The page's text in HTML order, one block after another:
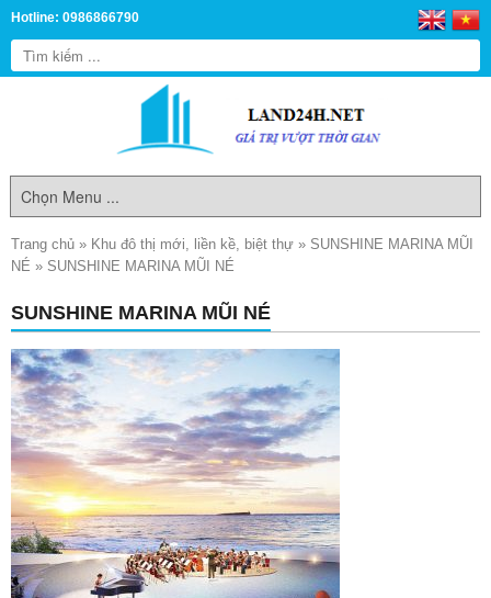
Hotline: 0986866790
Trang chủ » Khu đô thị mới, liền kề, biệt thự » SUNSHINE MARINA MŨI
NÉ » SUNSHINE MARINA MŨI NÉ
SUNSHINE MARINA MŨI NÉ